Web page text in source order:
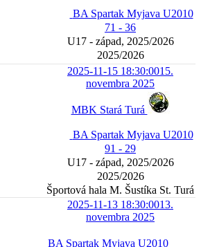
BA Spartak Myjava U2010
71 - 36
U17 - západ, 2025/2026
2025/2026
2025-11-15 18:30:0015.
novembra 2025
MBK Stará Turá
BA Spartak Myjava U2010
91 - 29
U17 - západ, 2025/2026
2025/2026
Športová hala M. Šustíka St. Turá
2025-11-13 18:30:0013.
novembra 2025
BA Spartak Myjava U2010